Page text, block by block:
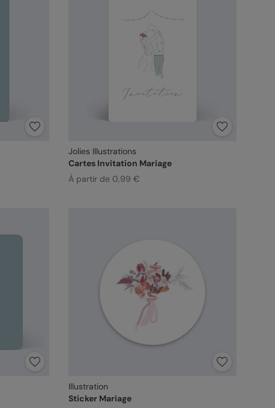
Jolies Illustrations
Cartes Invitation Mariage
À partir de 0,99 €
Illustration
Sticker Mariage